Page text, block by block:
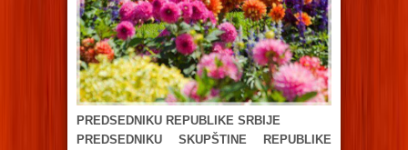
PREDSEDNIKU REPUBLIKE SRBIJE
PREDSEDNIKU SKUPŠTINE REPUBLIKE